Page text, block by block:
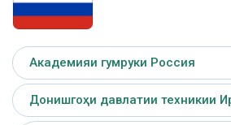
Академияи гумруки Россия
Донишгоҳи давлатии техникии